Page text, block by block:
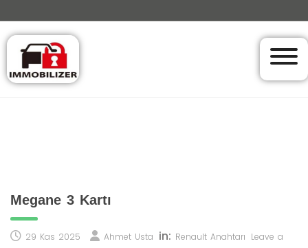
Megane 3 Kartı
29 Kas 2025 Ahmet Usta in: Renault Anahtarı Leave a